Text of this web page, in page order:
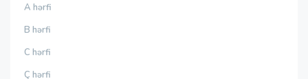
A hərfi
B hərfi
C hərfi
Ç hərfi